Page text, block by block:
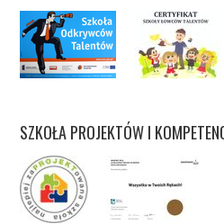
SZKOŁA PROJEKTÓW I